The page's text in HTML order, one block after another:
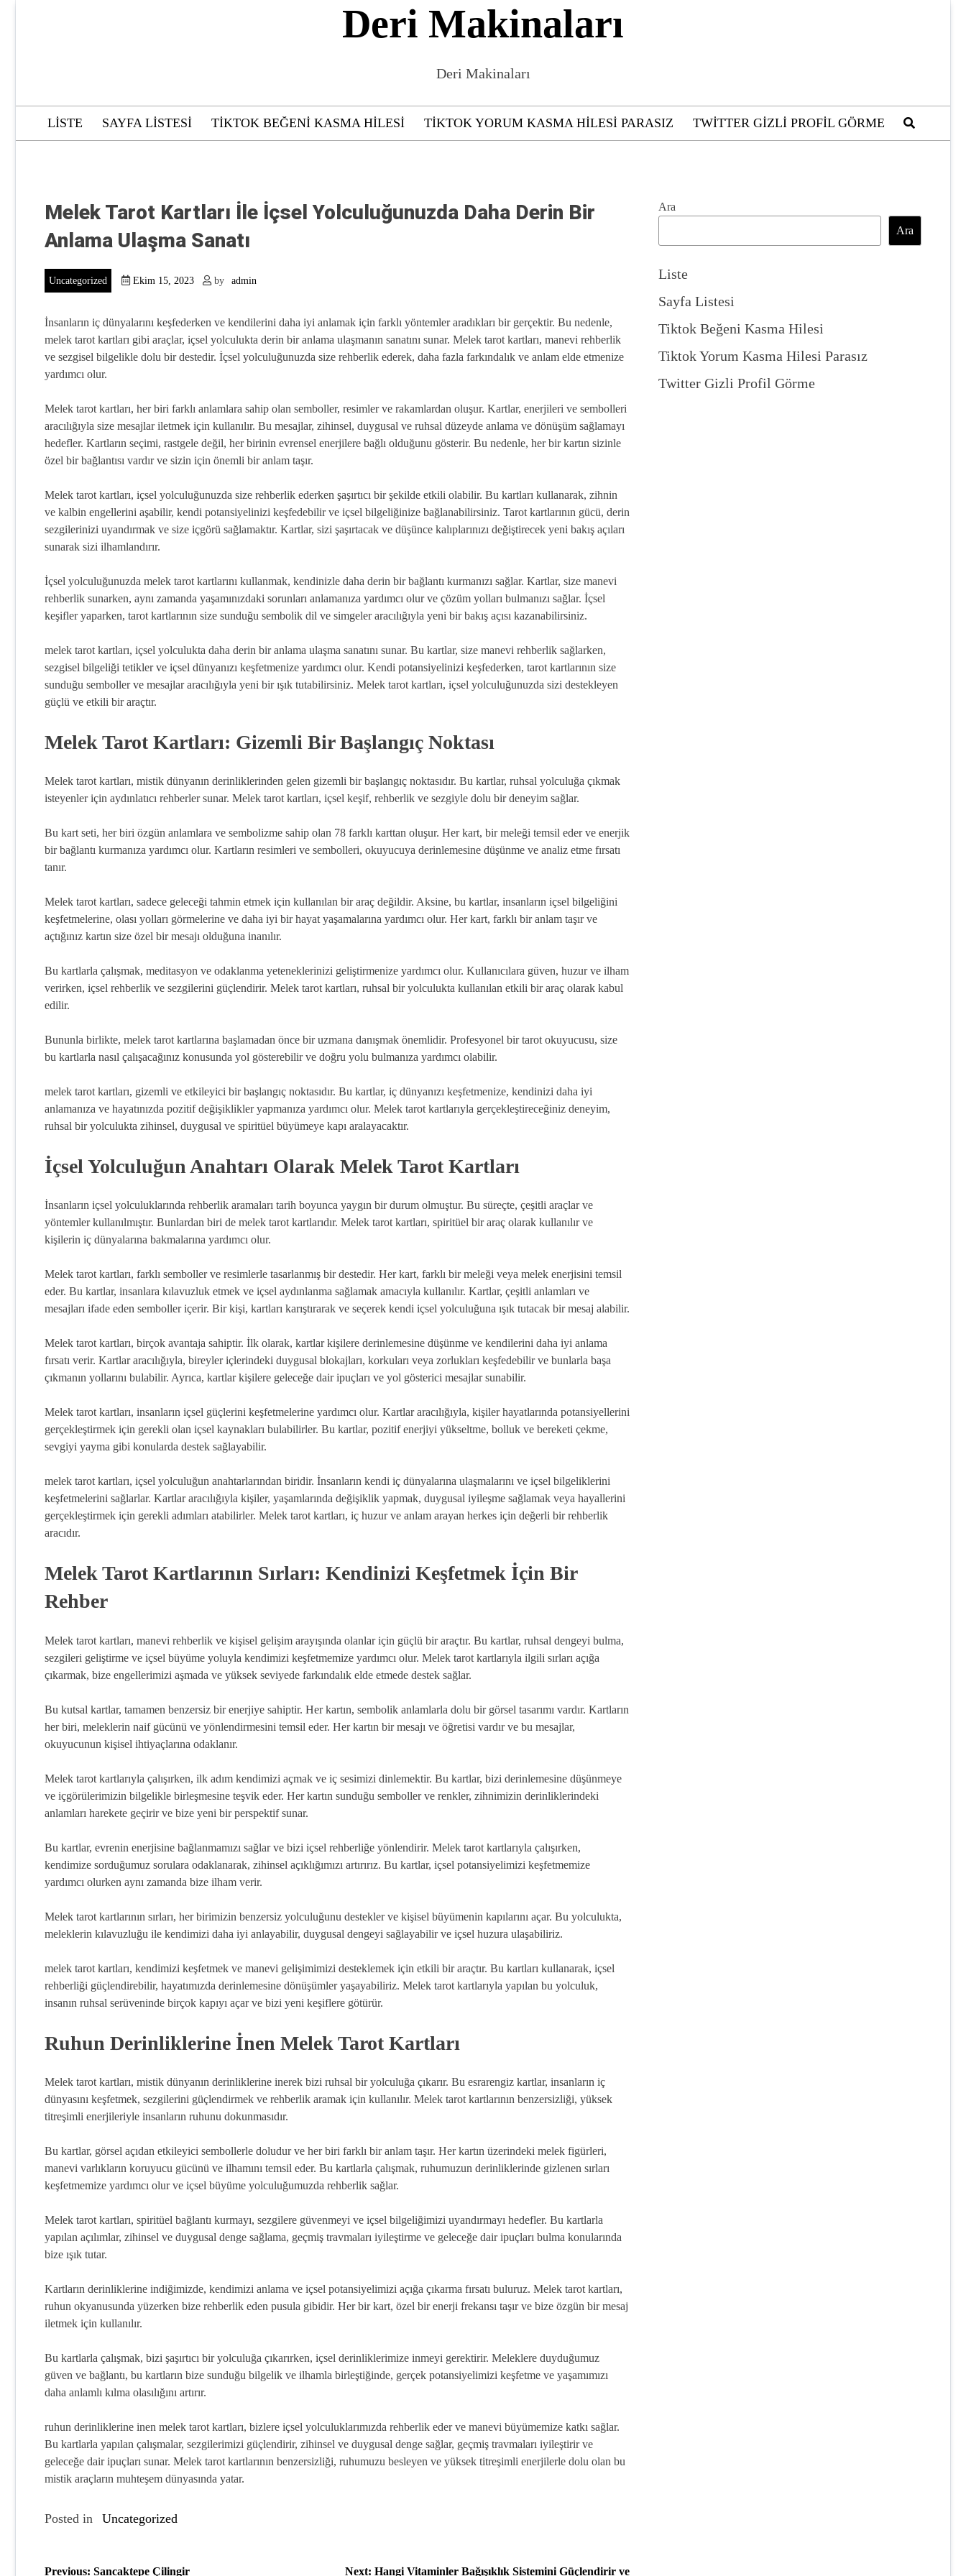
Deri Makinaları
Deri Makinaları
LISTE SAYFA LISTESI TIKTOK BEĞENI KASMA HILESI TIKTOK YORUM KASMA HILESI PARASIZ TWITTER GIZLI PROFIL GÖRME
Melek Tarot Kartları İle İçsel Yolculuğunuzda Daha Derin Bir
Anlama Ulaşma Sanatı
Uncategorized Ekim 15, 2023 by admin
İnsanların iç dünyalarını keşfederken ve kendilerini daha iyi anlamak için farklı yöntemler aradıkları bir gerçektir. Bu nedenle,
melek tarot kartları gibi araçlar, içsel yolculukta derin bir anlama ulaşmanın sanatını sunar. Melek tarot kartları, manevi rehberlik
ve sezgisel bilgelikle dolu bir destedir. İçsel yolculuğunuzda size rehberlik ederek, daha fazla farkındalık ve anlam elde etmenize
yardımcı olur.
Melek tarot kartları, her biri farklı anlamlara sahip olan semboller, resimler ve rakamlardan oluşur. Kartlar, enerjileri ve sembolleri
aracılığıyla size mesajlar iletmek için kullanılır. Bu mesajlar, zihinsel, duygusal ve ruhsal düzeyde anlama ve dönüşüm sağlamayı
hedefler. Kartların seçimi, rastgele değil, her birinin evrensel enerjilere bağlı olduğunu gösterir. Bu nedenle, her bir kartın sizinle
özel bir bağlantısı vardır ve sizin için önemli bir anlam taşır.
Melek tarot kartları, içsel yolculuğunuzda size rehberlik ederken şaşırtıcı bir şekilde etkili olabilir. Bu kartları kullanarak, zihnin
ve kalbin engellerini aşabilir, kendi potansiyelinizi keşfedebilir ve içsel bilgeliğinize bağlanabilirsiniz. Tarot kartlarının gücü, derin
sezgilerinizi uyandırmak ve size içgörü sağlamaktır. Kartlar, sizi şaşırtacak ve düşünce kalıplarınızı değiştirecek yeni bakış açıları
sunarak sizi ilhamlandırır.
İçsel yolculuğunuzda melek tarot kartlarını kullanmak, kendinizle daha derin bir bağlantı kurmanızı sağlar. Kartlar, size manevi
rehberlik sunarken, aynı zamanda yaşamınızdaki sorunları anlamanıza yardımcı olur ve çözüm yolları bulmanızı sağlar. İçsel
keşifler yaparken, tarot kartlarının size sunduğu sembolik dil ve simgeler aracılığıyla yeni bir bakış açısı kazanabilirsiniz.
melek tarot kartları, içsel yolculukta daha derin bir anlama ulaşma sanatını sunar. Bu kartlar, size manevi rehberlik sağlarken,
sezgisel bilgeliği tetikler ve içsel dünyanızı keşfetmenize yardımcı olur. Kendi potansiyelinizi keşfederken, tarot kartlarının size
sunduğu semboller ve mesajlar aracılığıyla yeni bir ışık tutabilirsiniz. Melek tarot kartları, içsel yolculuğunuzda sizi destekleyen
güçlü ve etkili bir araçtır.
Melek Tarot Kartları: Gizemli Bir Başlangıç Noktası
Melek tarot kartları, mistik dünyanın derinliklerinden gelen gizemli bir başlangıç noktasıdır. Bu kartlar, ruhsal yolculuğa çıkmak
isteyenler için aydınlatıcı rehberler sunar. Melek tarot kartları, içsel keşif, rehberlik ve sezgiyle dolu bir deneyim sağlar.
Bu kart seti, her biri özgün anlamlara ve sembolizme sahip olan 78 farklı karttan oluşur. Her kart, bir meleği temsil eder ve enerjik
bir bağlantı kurmanıza yardımcı olur. Kartların resimleri ve sembolleri, okuyucuya derinlemesine düşünme ve analiz etme fırsatı
tanır.
Melek tarot kartları, sadece geleceği tahmin etmek için kullanılan bir araç değildir. Aksine, bu kartlar, insanların içsel bilgeliğini
keşfetmelerine, olası yolları görmelerine ve daha iyi bir hayat yaşamalarına yardımcı olur. Her kart, farklı bir anlam taşır ve
açtığınız kartın size özel bir mesajı olduğuna inanılır.
Bu kartlarla çalışmak, meditasyon ve odaklanma yeteneklerinizi geliştirmenize yardımcı olur. Kullanıcılara güven, huzur ve ilham
verirken, içsel rehberlik ve sezgilerini güçlendirir. Melek tarot kartları, ruhsal bir yolculukta kullanılan etkili bir araç olarak kabul
edilir.
Bununla birlikte, melek tarot kartlarına başlamadan önce bir uzmana danışmak önemlidir. Profesyonel bir tarot okuyucusu, size
bu kartlarla nasıl çalışacağınız konusunda yol gösterebilir ve doğru yolu bulmanıza yardımcı olabilir.
melek tarot kartları, gizemli ve etkileyici bir başlangıç noktasıdır. Bu kartlar, iç dünyanızı keşfetmenize, kendinizi daha iyi
anlamanıza ve hayatınızda pozitif değişiklikler yapmanıza yardımcı olur. Melek tarot kartlarıyla gerçekleştireceğiniz deneyim,
ruhsal bir yolculukta zihinsel, duygusal ve spiritüel büyümeye kapı aralayacaktır.
İçsel Yolculuğun Anahtarı Olarak Melek Tarot Kartları
İnsanların içsel yolculuklarında rehberlik aramaları tarih boyunca yaygın bir durum olmuştur. Bu süreçte, çeşitli araçlar ve
yöntemler kullanılmıştır. Bunlardan biri de melek tarot kartlarıdır. Melek tarot kartları, spiritüel bir araç olarak kullanılır ve
kişilerin iç dünyalarına bakmalarına yardımcı olur.
Melek tarot kartları, farklı semboller ve resimlerle tasarlanmış bir destedir. Her kart, farklı bir meleği veya melek enerjisini temsil
eder. Bu kartlar, insanlara kılavuzluk etmek ve içsel aydınlanma sağlamak amacıyla kullanılır. Kartlar, çeşitli anlamları ve
mesajları ifade eden semboller içerir. Bir kişi, kartları karıştırarak ve seçerek kendi içsel yolculuğuna ışık tutacak bir mesaj alabilir.
Melek tarot kartları, birçok avantaja sahiptir. İlk olarak, kartlar kişilere derinlemesine düşünme ve kendilerini daha iyi anlama
fırsatı verir. Kartlar aracılığıyla, bireyler içlerindeki duygusal blokajları, korkuları veya zorlukları keşfedebilir ve bunlarla başa
çıkmanın yollarını bulabilir. Ayrıca, kartlar kişilere geleceğe dair ipuçları ve yol gösterici mesajlar sunabilir.
Melek tarot kartları, insanların içsel güçlerini keşfetmelerine yardımcı olur. Kartlar aracılığıyla, kişiler hayatlarında potansiyellerini
gerçekleştirmek için gerekli olan içsel kaynakları bulabilirler. Bu kartlar, pozitif enerjiyi yükseltme, bolluk ve bereketi çekme,
sevgiyi yayma gibi konularda destek sağlayabilir.
melek tarot kartları, içsel yolculuğun anahtarlarından biridir. İnsanların kendi iç dünyalarına ulaşmalarını ve içsel bilgeliklerini
keşfetmelerini sağlarlar. Kartlar aracılığıyla kişiler, yaşamlarında değişiklik yapmak, duygusal iyileşme sağlamak veya hayallerini
gerçekleştirmek için gerekli adımları atabilirler. Melek tarot kartları, iç huzur ve anlam arayan herkes için değerli bir rehberlik
aracıdır.
Melek Tarot Kartlarının Sırları: Kendinizi Keşfetmek İçin Bir
Rehber
Melek tarot kartları, manevi rehberlik ve kişisel gelişim arayışında olanlar için güçlü bir araçtır. Bu kartlar, ruhsal dengeyi bulma,
sezgileri geliştirme ve içsel büyüme yoluyla kendimizi keşfetmemize yardımcı olur. Melek tarot kartlarıyla ilgili sırları açığa
çıkarmak, bize engellerimizi aşmada ve yüksek seviyede farkındalık elde etmede destek sağlar.
Bu kutsal kartlar, tamamen benzersiz bir enerjiye sahiptir. Her kartın, sembolik anlamlarla dolu bir görsel tasarımı vardır. Kartların
her biri, meleklerin naif gücünü ve yönlendirmesini temsil eder. Her kartın bir mesajı ve öğretisi vardır ve bu mesajlar,
okuyucunun kişisel ihtiyaçlarına odaklanır.
Melek tarot kartlarıyla çalışırken, ilk adım kendimizi açmak ve iç sesimizi dinlemektir. Bu kartlar, bizi derinlemesine düşünmeye
ve içgörülerimizin bilgelikle birleşmesine teşvik eder. Her kartın sunduğu semboller ve renkler, zihnimizin derinliklerindeki
anlamları harekete geçirir ve bize yeni bir perspektif sunar.
Bu kartlar, evrenin enerjisine bağlanmamızı sağlar ve bizi içsel rehberliğe yönlendirir. Melek tarot kartlarıyla çalışırken,
kendimize sorduğumuz sorulara odaklanarak, zihinsel açıklığımızı artırırız. Bu kartlar, içsel potansiyelimizi keşfetmemize
yardımcı olurken aynı zamanda bize ilham verir.
Melek tarot kartlarının sırları, her birimizin benzersiz yolculuğunu destekler ve kişisel büyümenin kapılarını açar. Bu yolculukta,
meleklerin kılavuzluğu ile kendimizi daha iyi anlayabilir, duygusal dengeyi sağlayabilir ve içsel huzura ulaşabiliriz.
melek tarot kartları, kendimizi keşfetmek ve manevi gelişimimizi desteklemek için etkili bir araçtır. Bu kartları kullanarak, içsel
rehberliği güçlendirebilir, hayatımızda derinlemesine dönüşümler yaşayabiliriz. Melek tarot kartlarıyla yapılan bu yolculuk,
insanın ruhsal serüveninde birçok kapıyı açar ve bizi yeni keşiflere götürür.
Ruhun Derinliklerine İnen Melek Tarot Kartları
Melek tarot kartları, mistik dünyanın derinliklerine inerek bizi ruhsal bir yolculuğa çıkarır. Bu esrarengiz kartlar, insanların iç
dünyasını keşfetmek, sezgilerini güçlendirmek ve rehberlik aramak için kullanılır. Melek tarot kartlarının benzersizliği, yüksek
titreşimli enerjileriyle insanların ruhunu dokunmasıdır.
Bu kartlar, görsel açıdan etkileyici sembollerle doludur ve her biri farklı bir anlam taşır. Her kartın üzerindeki melek figürleri,
manevi varlıkların koruyucu gücünü ve ilhamını temsil eder. Bu kartlarla çalışmak, ruhumuzun derinliklerinde gizlenen sırları
keşfetmemize yardımcı olur ve içsel büyüme yolculuğumuzda rehberlik sağlar.
Melek tarot kartları, spiritüel bağlantı kurmayı, sezgilere güvenmeyi ve içsel bilgeliğimizi uyandırmayı hedefler. Bu kartlarla
yapılan açılımlar, zihinsel ve duygusal denge sağlama, geçmiş travmaları iyileştirme ve geleceğe dair ipuçları bulma konularında
bize ışık tutar.
Kartların derinliklerine indiğimizde, kendimizi anlama ve içsel potansiyelimizi açığa çıkarma fırsatı buluruz. Melek tarot kartları,
ruhun okyanusunda yüzerken bize rehberlik eden pusula gibidir. Her bir kart, özel bir enerji frekansı taşır ve bize özgün bir mesaj
iletmek için kullanılır.
Bu kartlarla çalışmak, bizi şaşırtıcı bir yolculuğa çıkarırken, içsel derinliklerimize inmeyi gerektirir. Meleklere duyduğumuz
güven ve bağlantı, bu kartların bize sunduğu bilgelik ve ilhamla birleştiğinde, gerçek potansiyelimizi keşfetme ve yaşamımızı
daha anlamlı kılma olasılığını artırır.
ruhun derinliklerine inen melek tarot kartları, bizlere içsel yolculuklarımızda rehberlik eder ve manevi büyümemize katkı sağlar.
Bu kartlarla yapılan çalışmalar, sezgilerimizi güçlendirir, zihinsel ve duygusal denge sağlar, geçmiş travmaları iyileştirir ve
geleceğe dair ipuçları sunar. Melek tarot kartlarının benzersizliği, ruhumuzu besleyen ve yüksek titreşimli enerjilerle dolu olan bu
mistik araçların muhteşem dünyasında yatar.
Posted in Uncategorized
Previous: Sancaktepe Çilingir Next: Hangi Vitaminler Bağışıklık Sistemini Güçlendirir ve
Ara
Ara
Liste
Sayfa Listesi
Tiktok Beğeni Kasma Hilesi
Tiktok Yorum Kasma Hilesi Parasız
Twitter Gizli Profil Görme